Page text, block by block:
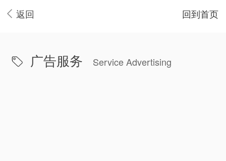
返回 回到首页
广告服务 Service Advertising